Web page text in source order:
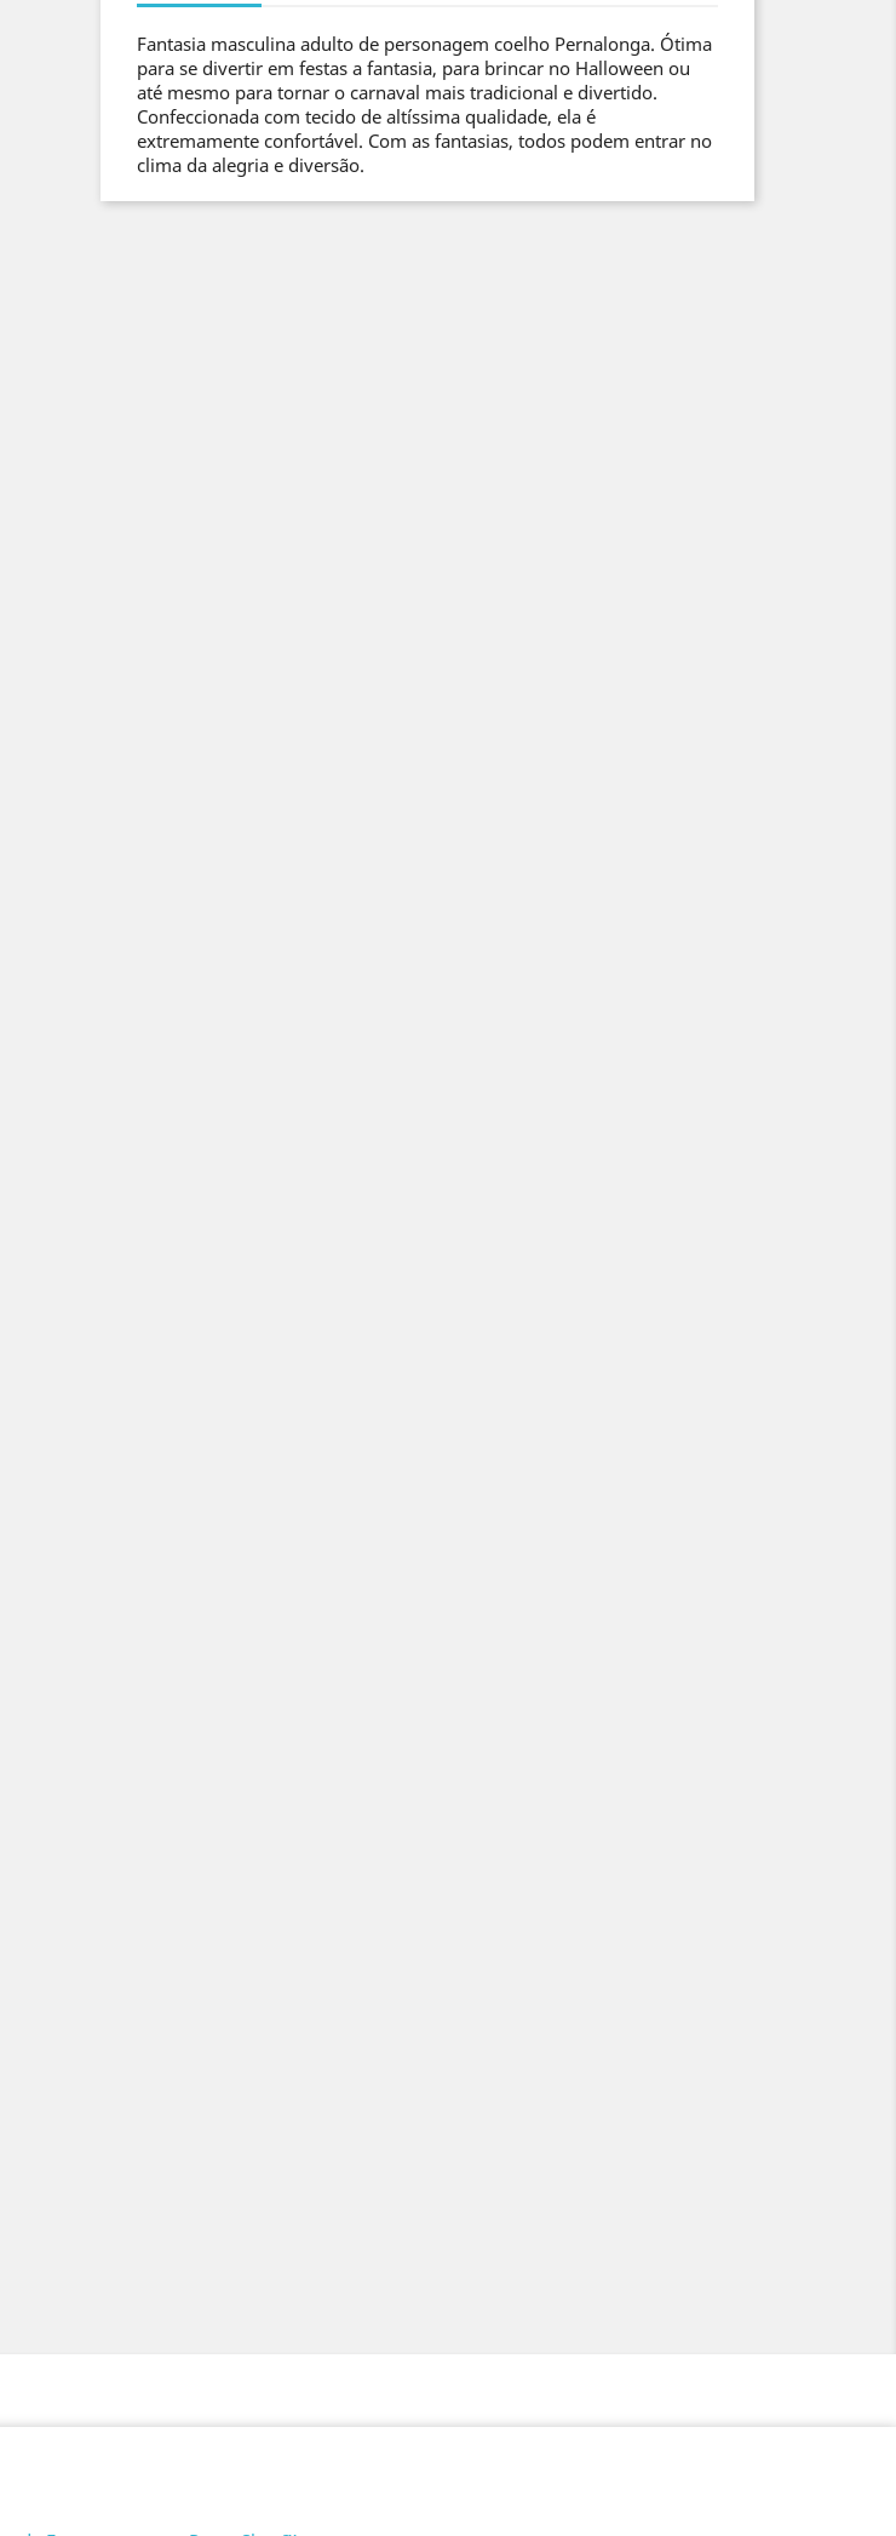
Fantasia masculina adulto de personagem coelho Pernalonga. Ótima
para se divertir em festas a fantasia, para brincar no Halloween ou
até mesmo para tornar o carnaval mais tradicional e divertido.
Confeccionada com tecido de altíssima qualidade, ela é
extremamente confortável. Com as fantasias, todos podem entrar no
clima da alegria e diversão.